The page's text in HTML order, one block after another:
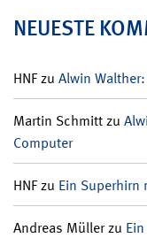
NEUESTE
HNFzu Alwin
Martin Schmittzu
Computer
HNFzu Ein Superhirn
Andreas Müllerzu